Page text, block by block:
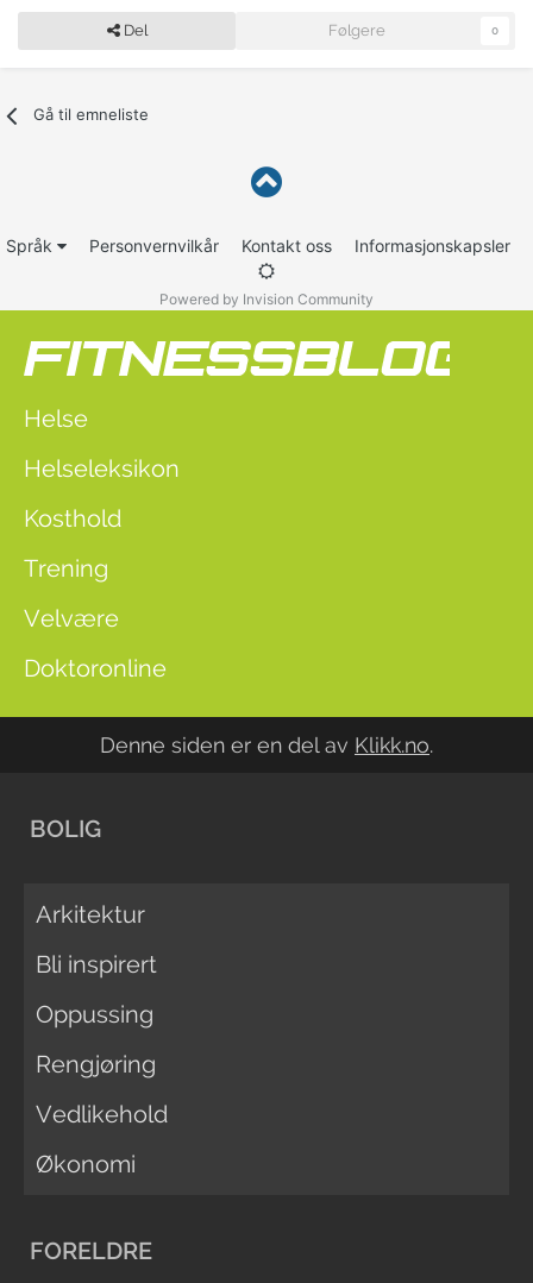
Del Følgere 0
Gå til emneliste
Språk Personvernvilkår Kontakt oss Informasjonskapsler
Powered by Invision Community
Helse
Helseleksikon
Kosthold
Trening
Velvære
Doktoronline
Denne siden er en del av Klikk.no.
BOLIG
Arkitektur
Bli inspirert
Oppussing
Rengjøring
Vedlikehold
Økonomi
FORELDRE